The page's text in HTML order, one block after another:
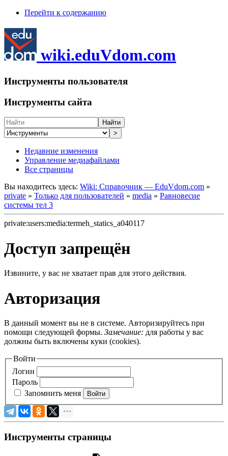
Перейти к содержанию
wiki.eduVdom.com
Инструменты пользователя
Инструменты сайта
Найти
>
Недавние изменения
Управление медиафайлами
Все страницы
Вы находитесь здесь: Wiki: Справочник — EduVdom.com »
private » Только для пользователей » media » Равновесие
системы тел 3
private:users:media:termeh_statics_a040117
Доступ запрещён
Извините, у вас не хватает прав для этого действия.
Авторизация
В данный момент вы не в системе. Авторизируйтесь при
помощи следующей формы. Замечание: для работы у вас
должны быть включены куки (cookies).
Войти
Логин
Пароль
Запомнить меня
Войти
Инструменты страницы